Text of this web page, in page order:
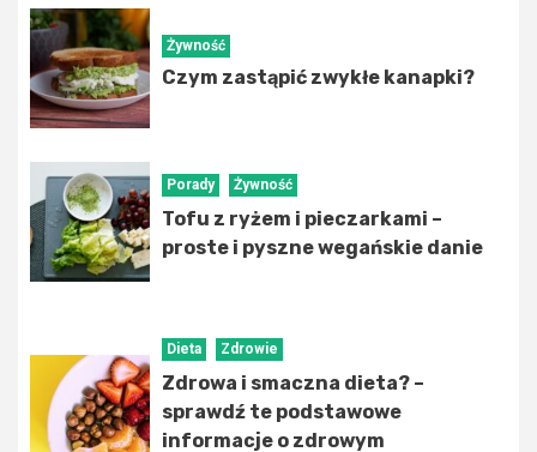
Żywność
Czym zastąpić zwykłe kanapki?
Porady Żywność
Tofu z ryżem i pieczarkami –
proste i pyszne wegańskie danie
Dieta Zdrowie
Zdrowa i smaczna dieta? –
sprawdź te podstawowe
informacje o zdrowym